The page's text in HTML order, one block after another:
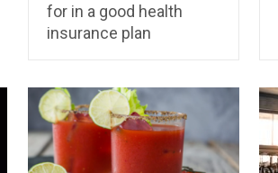
for in a good health
insurance plan